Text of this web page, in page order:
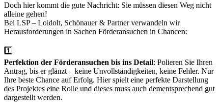
Doch hier kommt die gute Nachricht: Sie müssen diesen Weg nicht
alleine gehen!
Bei LSP – Loidolt, Schönauer & Partner verwandeln wir
Herausforderungen in Sachen Förderansuchen in Chancen:
1️⃣
Perfektion der Förderansuchen bis ins Detail: Polieren Sie Ihren
Antrag, bis er glänzt – keine Unvollständigkeiten, keine Fehler. Nur
Ihre beste Chance auf Erfolg. Hier spielt eine perfekte Darstellung
des Projektes eine Rolle und dieses muss auch dementsprechend gut
dargestellt werden.